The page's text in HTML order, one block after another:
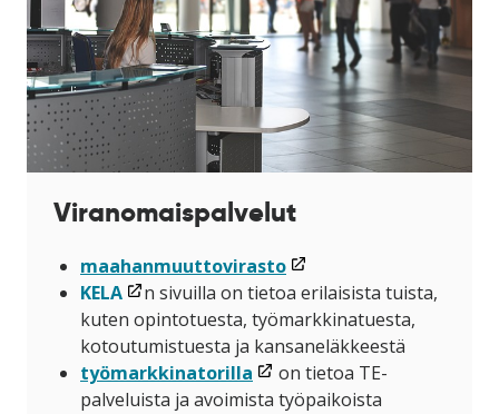
Viranomaispalvelut
maahanmuuttovirasto(linkki
avataan
uuteen
ikkunaan)
KELA(linkki
avataan
uuteen
ikkunaan)
n sivuilla on tietoa erilaisista tuista,
kuten opintotuesta, työmarkkinatuesta,
kotoutumistuesta ja kansaneläkkeestä
työmarkkinatorilla (linkki
avataan
on tietoa TE-
palveluista ja avoimista työpaikoista